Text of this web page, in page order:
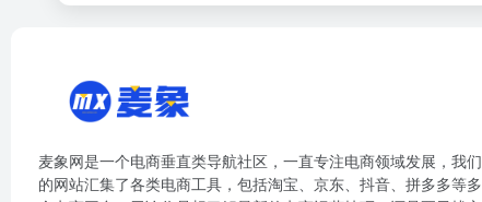
麦象网是一个电商垂直类导航社区，一直专注电商领域发展，我们
的网站汇集了各类电商工具，包括淘宝、京东、抖音、拼多多等多